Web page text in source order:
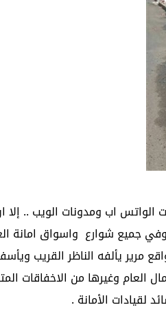
الواتس اب ومدونات الويب .. إلا
جميع شوارع واسواق امانة
يألفه الناظر القريب
العام وغيرها من الاخفاقات
لقيادات الأمانة .